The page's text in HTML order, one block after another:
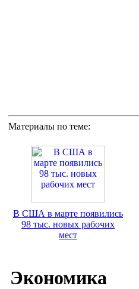
Материалы по теме:
В США в марте появились
98 тыс. новых рабочих
мест
Экономика